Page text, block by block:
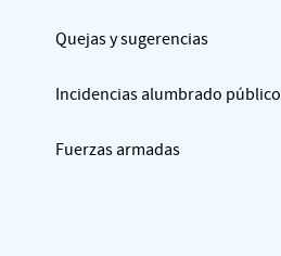
Quejas y sugerencias
Incidencias alumbrado público
Fuerzas armadas